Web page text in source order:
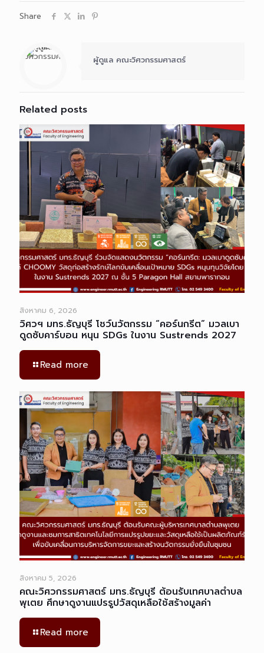
Share
ผู้ดูแล คณะวิศวกรรมศาสตร์
Related posts
สิงหาคม 6, 2026
วิศวฯ มทร.ธัญบุรี โชว์นวัตกรรม “คอร์นกรีต” มวลเบา
ดูดซับคาร์บอน หนุน SDGs ในงาน Sustrends 2027
Read more
สิงหาคม 5, 2026
คณะวิศวกรรมศาสตร์ มทร.ธัญบุรี ต้อนรับเทศบาลตำบล
พุเตย ศึกษาดูงานแปรรูปวัสดุเหลือใช้สร้างมูลค่า
Read more